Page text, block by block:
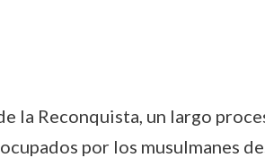
la Reconquista, un largo
por los musulmanes